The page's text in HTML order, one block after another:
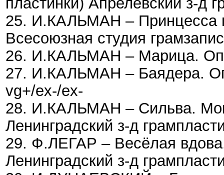
25. И.КАЛЬМАН – Принцесса
Всесоюзная студия
26. И.КАЛЬМАН – Марица.
27. И.КАЛЬМАН – Баядера.
vg+/ex-/ex-
28. И.КАЛЬМАН – Сильва.
Ленинградский з-д
29. Ф.ЛЕГАР – Весёлая
Ленинградский з-д